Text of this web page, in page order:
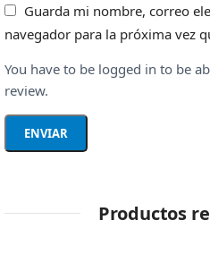
Guarda mi nombre, correo
navegador para la próxima vez
You have to be logged in to be
review.
Productos